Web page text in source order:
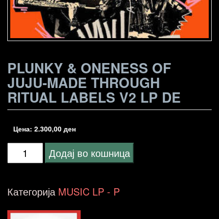
PLUNKY & ONENESS OF
JUJU-MADE THROUGH
RITUAL LABELS V2 LP DE
Цена: 2.300,00 ден
Plunky
Oneness
Додај во кошница
Категорија MUSIC LP - P